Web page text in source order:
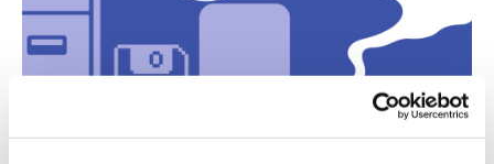
Om arkivarieyrkets framtid